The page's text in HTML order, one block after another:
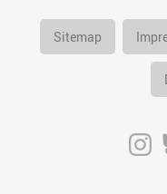
Sitemap